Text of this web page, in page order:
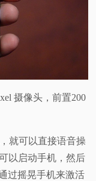
摄像头，前置200
就可以直接语音操
以启动手机，然后
过摇晃手机来激活